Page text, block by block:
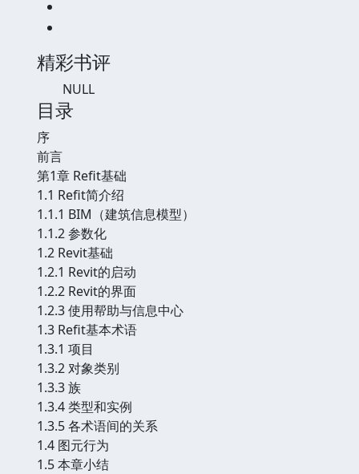
精彩书评
NULL
目录
序
前言
第1章 Refit基础
1.1 Refit简介绍
1.1.1 BIM（建筑信息模型）
1.1.2 参数化
1.2 Revit基础
1.2.1 Revit的启动
1.2.2 Revit的界面
1.2.3 使用帮助与信息中心
1.3 Refit基本术语
1.3.1 项目
1.3.2 对象类别
1.3.3 族
1.3.4 类型和实例
1.3.5 各术语间的关系
1.4 图元行为
1.5 本章小结